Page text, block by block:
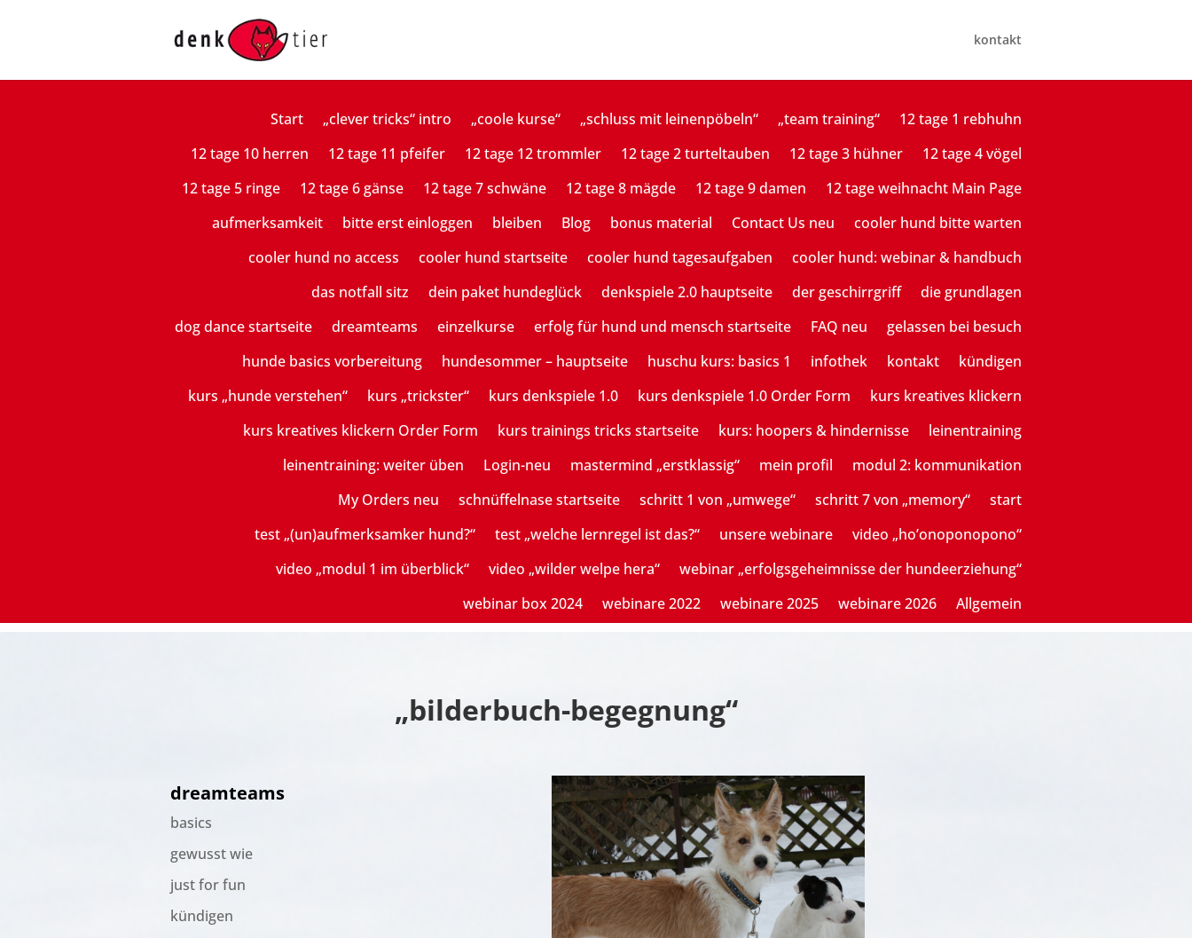
kontakt
Start „clever tricks“ intro „coole kurse“ „schluss mit leinenpöbeln“ „team training“
12 tage 1 rebhuhn
12 tage 10 herren
12 tage 11 pfeifer 12 tage 12 trommler 12 tage 2 turteltauben 12 tage 3 hühner
12 tage 4 vögel
12 tage 5 ringe
12 tage 6 gänse 12 tage 7 schwäne 12 tage 8 mägde 12 tage 9 damen
12 tage weihnacht Main Page
aufmerksamkeit
bitte erst einloggen bleiben Blog bonus material Contact Us neu
cooler hund bitte warten
cooler hund no access
cooler hund startseite cooler hund tagesaufgaben
cooler hund: webinar & handbuch
das notfall sitz
dein paket hundeglück denkspiele 2.0 hauptseite der geschirrgriff
die grundlagen
dog dance startseite
dreamteams einzelkurse erfolg für hund und mensch startseite FAQ neu
gelassen bei besuch
hunde basics vorbereitung
hundesommer – hauptseite huschu kurs: basics 1 infothek kontakt
kündigen
kurs „hunde verstehen“
kurs „trickster“ kurs denkspiele 1.0 kurs denkspiele 1.0 Order Form
kurs kreatives klickern
kurs kreatives klickern Order Form
kurs trainings tricks startseite kurs: hoopers & hindernisse
leinentraining
leinentraining: weiter üben
Login-neu mastermind „erstklassig“ mein profil
modul 2: kommunikation
My Orders neu
schnüffelnase startseite schritt 1 von „umwege“ schritt 7 von „memory“
start
test „(un)aufmerksamker hund?“
test „welche lernregel ist das?“ unsere webinare
video „ho’onoponopono“
video „modul 1 im überblick“
video „wilder welpe hera“
webinar „erfolgsgeheimnisse der hundeerziehung“
webinar box 2024
webinare 2022 webinare 2025 webinare 2026 Allgemein
„bilderbuch-begegnung“
dreamteams
basics
gewusst wie
just for fun
kündigen